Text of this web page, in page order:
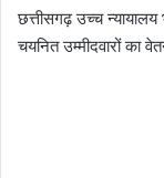
छत्तीसगढ़ उच्च
चयनित उम्मीदवारों का